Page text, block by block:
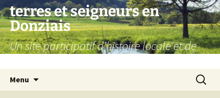
Aller
au
contenu
terres et seigneurs en
Donziais
Un site participatif d'histoire locale et de
Menu